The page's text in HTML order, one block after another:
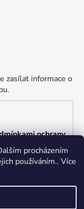
procházením
používáním.. Více
zasílat informace o
ochrany